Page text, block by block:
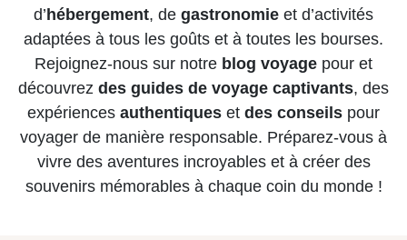
d’hébergement, de gastronomie et d’activités
adaptées à tous les goûts et à toutes les bourses.
Rejoignez-nous sur notre blog voyage pour et
découvrez des guides de voyage captivants, des
expériences authentiques et des conseils pour
voyager de manière responsable. Préparez-vous à
vivre des aventures incroyables et à créer des
souvenirs mémorables à chaque coin du monde !